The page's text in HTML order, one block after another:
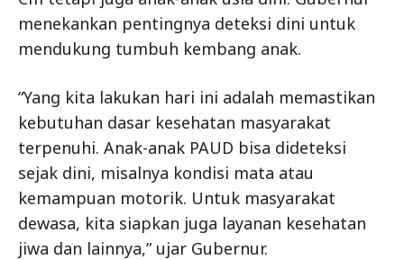
menekankan pentingnya deteksi dini untuk
mendukung tumbuh kembang anak.
“Yang kita lakukan hari ini adalah memastikan
kebutuhan dasar kesehatan masyarakat
terpenuhi. Anak-anak PAUD bisa dideteksi
sejak dini, misalnya kondisi mata atau
kemampuan motorik. Untuk masyarakat
dewasa, kita siapkan juga layanan kesehatan
jiwa dan lainnya,” ujar Gubernur.